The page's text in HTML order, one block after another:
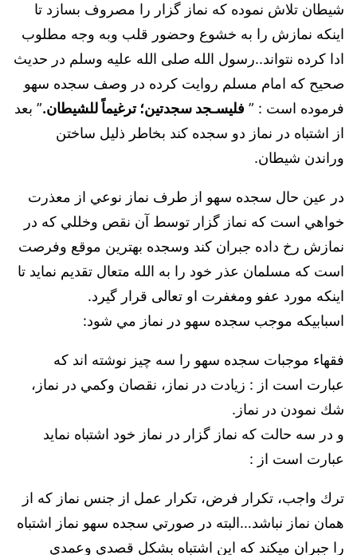
شيطان تلاش نموده كه نماز گزار را مصروف بسازد تا
اينكه نمازش را به خشوع وحضور قلب وبه وجه مطلوب
ادا كرده نتواند..رسول الله صلى الله عليه وسلم در حديث
صحيح كه امام مسلم روايت كرده در وصف سجده سهو
فرموده است : ” فليسـجد سجدتين؛ ترغيماً للشيطان.” بعد
از اشتباه در نماز دو سجده كند بخاطر ذليل ساختن
وراندن شيطان.
در عين حال سجده سهو از طرف نماز نوعي از معذرت
خواهي است كه نماز گزار توسط آن نقص وخللي كه در
نمازش رخ داده جبران كند وسجده بهترين موقع وفرصت
است كه مسلمان عذر خود را به الله متعال تقديم نمايد تا
اينكه مورد عفو ومغفرت او تعالى قرار گيرد.
اسبابيكه موجب سجده سهو در نماز مي شود:
فقهاء موجبات سجده سهو را سه چيز نوشته اند كه
عبارت است از : زيادت در نماز، نقصان وكمي در نماز،
شك نمودن در نماز.
و در سه حالت كه نماز گزار در نماز خود اشتباه نمايد
عبارت است از :
ترك واجب، تكرار فرض، تكرار عمل از جنس نماز كه از
همان نماز نباشد…البته در صورتي سجده سهو نماز اشتباه
را جبران ميكند كه اين اشتباه بشكل قصدي وعمدي